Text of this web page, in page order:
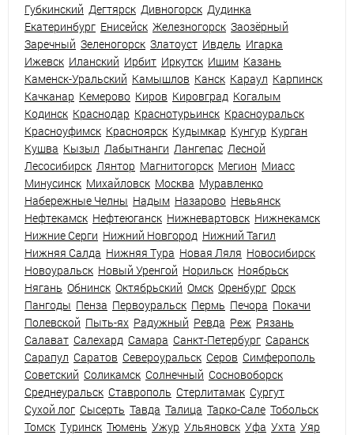
Губкинский Дегтярск Дивногорск Дудинка
Екатеринбург Енисейск Железногорск Заозёрный
Заречный Зеленогорск Златоуст Ивдель Игарка
Ижевск Иланский Ирбит Иркутск Ишим Казань
Каменск-Уральский Камышлов Канск Караул Карпинск
Качканар Кемерово Киров Кировград Когалым
Кодинск Краснодар Краснотурьинск Красноуральск
Красноуфимск Красноярск Кудымкар Кунгур Курган
Кушва Кызыл Лабытнанги Лангепас Лесной
Лесосибирск Лянтор Магнитогорск Мегион Миасс
Минусинск Михайловск Москва Муравленко
Набережные Челны Надым Назарово Невьянск
Нефтекамск Нефтеюганск Нижневартовск Нижнекамск
Нижние Серги Нижний Новгород Нижний Тагил
Нижняя Салда Нижняя Тура Новая Ляля Новосибирск
Новоуральск Новый Уренгой Норильск Ноябрьск
Нягань Обнинск Октябрьский Омск Оренбург Орск
Пангоды Пенза Первоуральск Пермь Печора Покачи
Полевской Пыть-ях Радужный Ревда Реж Рязань
Салават Салехард Самара Санкт-Петербург Саранск
Сарапул Саратов Североуральск Серов Симферополь
Советский Соликамск Солнечный Сосновоборск
Среднеуральск Ставрополь Стерлитамак Сургут
Сухой лог Сысерть Тавда Талица Тарко-Сале Тобольск
Томск Туринск Тюмень Ужур Ульяновск Уфа Ухта Уяр